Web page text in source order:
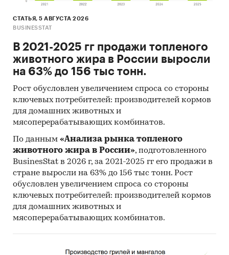
СТАТЬЯ, 5 АВГУСТА 2026
BUSINESSTAT
В 2021-2025 гг продажи топленого
животного жира в России выросли
на 63% до 156 тыс тонн.
Рост обусловлен увеличением спроса со стороны
ключевых потребителей: производителей кормов
для домашних животных и
мясоперерабатывающих комбинатов.
По данным «Анализа рынка топленого
животного жира в России», подготовленного
BusinesStat в 2026 г, за 2021-2025 гг его продажи в
стране выросли на 63% до 156 тыс тонн. Рост
обусловлен увеличением спроса со стороны
ключевых потребителей: производителей кормов
для домашних животных и
мясоперерабатывающих комбинатов.